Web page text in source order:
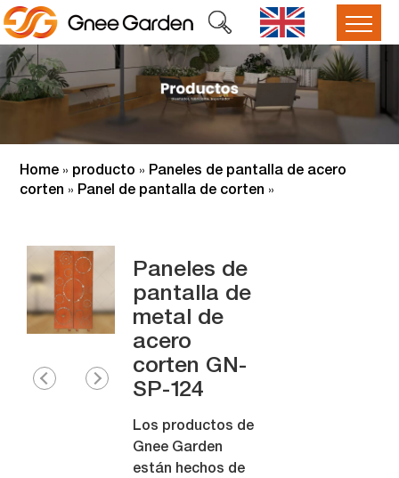
Home » producto » Paneles de pantalla de acero
corten » Panel de pantalla de corten »
Paneles de
pantalla de
metal de
acero
corten GN-
SP-124
Los productos de
Gnee Garden
están hechos de